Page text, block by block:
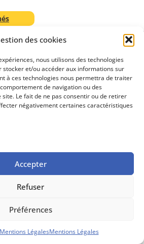
des cookies
nous utilisons des technologies
stocker et/ou accéder aux informations sur
à ces technologies nous permettra de traiter
de navigation ou des
Le fait de ne pas consentir ou de retirer
négativement certaines caractéristiques
Accepter
Refuser
Préférences
LégalesMentions Légales
1952
Propos Utiles est
une publication
des Editions
Marigny